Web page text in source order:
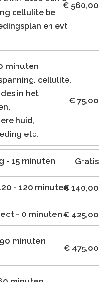
€ 560,00
cellulite be
en evt
minuten
€ 75,00
cellulite,
in het
huid,
etc.
- 15 minuten Gratis
- 120 minuten€ 140,00
- 0 minuten€ 425,00
minuten
€ 475,00